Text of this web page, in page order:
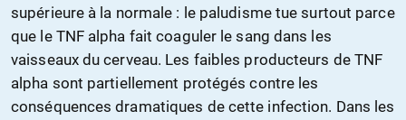
supérieure à la normale : le paludisme tue surtout parce
que le TNF alpha fait coaguler le sang dans les
vaisseaux du cerveau. Les faibles producteurs de TNF
alpha sont partiellement protégés contre les
conséquences dramatiques de cette infection. Dans les